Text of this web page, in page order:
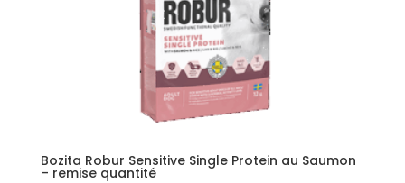
Bozita Robur Sensitive Single Protein au Saumon
– remise quantité